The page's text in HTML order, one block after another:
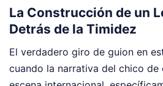
La Construcción de un
Detrás de la Timidez
El verdadero giro de guion en
cuando la narrativa del chico de